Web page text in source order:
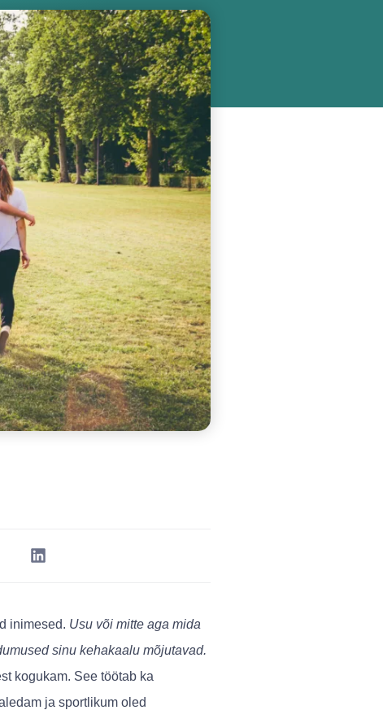
inimesed. Usu või mitte aga mida
sinu kehakaalu mõjutavad.
kogukam. See töötab ka
ja sportlikum oled